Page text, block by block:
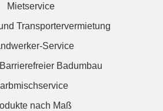
Mietservice
Transportervermietung
Service
Badumbau
nach Maß